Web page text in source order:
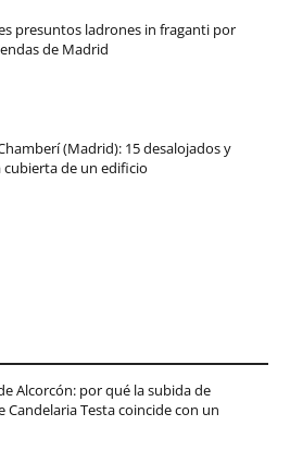
presuntos ladrones in fraganti por
de Madrid
(Madrid): 15 desalojados y
cubierta de un edificio
Alcorcón: por qué la subida de
Candelaria Testa coincide con un